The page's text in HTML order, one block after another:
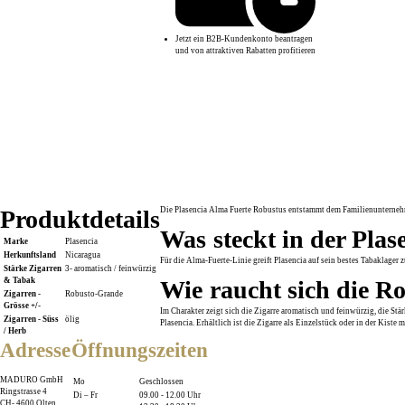
Jetzt ein B2B-Kundenkonto beantragen
und von attraktiven Rabatten profitieren
Produktdetails
Marke
Plasencia
Herkunftsland
Nicaragua
Stärke Zigarren
& Tabak
3- aromatisch / feinwürzig
Zigarren -
Grösse +/-
Robusto-Grande
Zigarren - Süss
/ Herb
ölig
Die Plasencia Alma Fuerte Robustus entstammt dem
Was steckt in der
Für die Alma-Fuerte-Linie greift Plasencia auf sein bestes Tabaklager
Wie raucht sich die
Im Charakter zeigt sich die Zigarre aromatisch und feinwürzig, die
Plasencia. Erhältlich ist die Zigarre als Einzelstück oder in der Kiste
Adresse
MADURO GmbH
Ringstrasse 4
Öffnungszeiten
Mo
Geschlossen
Di – Fr
09.00 - 12.00 Uhr